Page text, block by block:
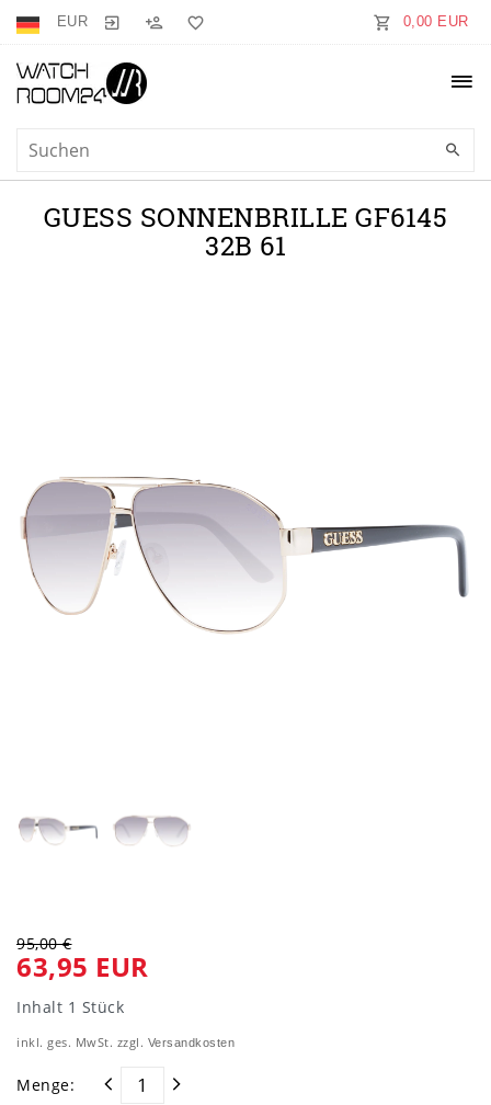
EUR 0,00 EUR
GUESS SONNENBRILLE GF6145
32B 61
95,00 €
63,95 EUR
Inhalt 1 Stück
inkl. ges. MwSt. zzgl. Versandkosten
Menge: